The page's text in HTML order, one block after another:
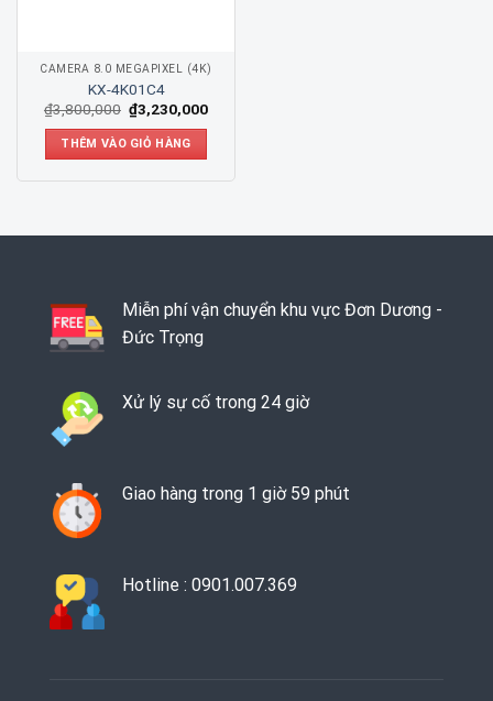
CAMERA 8.0 MEGAPIXEL (4K)
KX-4K01C4
₫3,800,000 ₫3,230,000
THÊM VÀO GIỎ HÀNG
Miễn phí vận chuyển khu vực Đơn Dương -
Đức Trọng
Xử lý sự cố trong 24 giờ
Giao hàng trong 1 giờ 59 phút
Hotline : 0901.007.369